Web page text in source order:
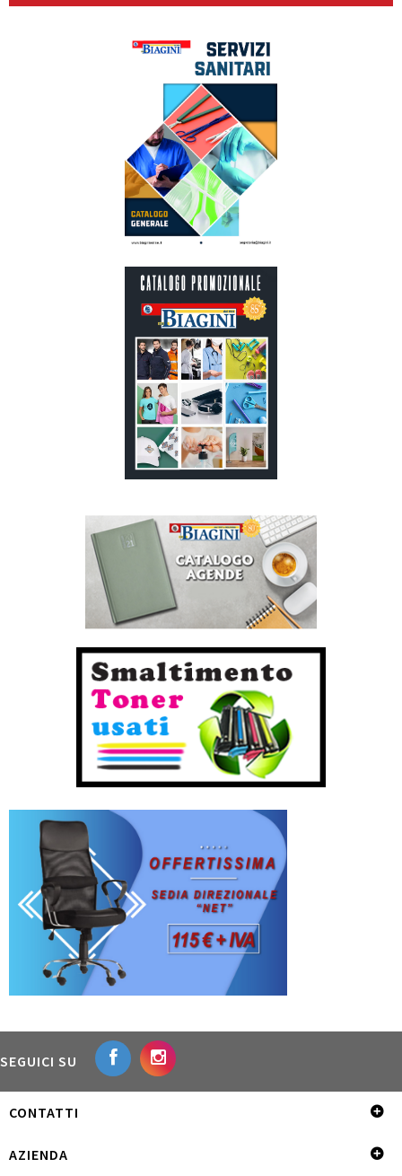
SEGUICI SU
CONTATTI
AZIENDA